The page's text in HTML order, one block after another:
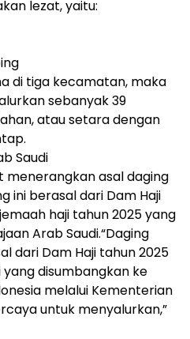
lezat, yaitu:
di tiga kecamatan, maka
sebanyak 39
atau setara dengan
Saudi
menerangkan asal daging
ini berasal dari Dam Haji
haji tahun 2025 yang
Arab Saudi.“Daging
dari Dam Haji tahun 2025
yang disumbangkan ke
melalui Kementerian
untuk menyalurkan,”